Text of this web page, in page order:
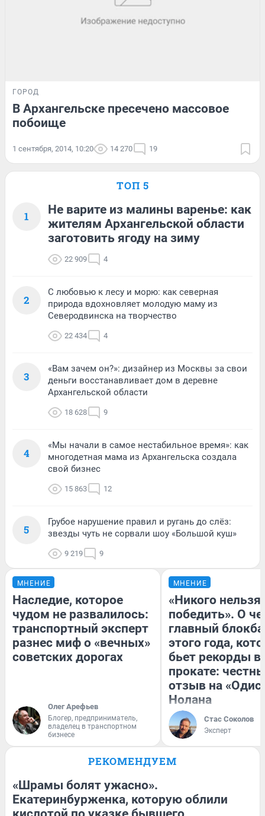
ГОРОД
В Архангельске пресечено массовое
побоище
1 сентября, 2014, 10:20 14 270 19
ТОП 5
1
Не варите из малины варенье: как
жителям Архангельской области
заготовить ягоду на зиму
22 909 4
2
С любовью к лесу и морю: как северная
природа вдохновляет молодую маму из
Северодвинска на творчество
22 434 4
3
«Вам зачем он?»: дизайнер из Москвы за свои
деньги восстанавливает дом в деревне
Архангельской области
18 628 9
4
«Мы начали в самое нестабильное время»: как
многодетная мама из Архангельска создала
свой бизнес
15 863 12
5
Грубое нарушение правил и ругань до слёз:
звезды чуть не сорвали шоу «Большой куш»
9 219 9
МНЕНИЕ
Наследие, которое
чудом не развалилось:
транспортный эксперт
разнес миф о «вечных»
советских дорогах
Олег Арефьев
Блогер, предприниматель,
владелец в транспортном
бизнесе
МНЕНИЕ
«Никого нельзя
победить». О
главный
этого года,
бьет рекорды в
прокате:
отзыв на
Нолана
Стас Соколов
Эксперт
РЕКОМЕНДУЕМ
«Шрамы болят ужасно».
Екатеринбурженка, которую облили